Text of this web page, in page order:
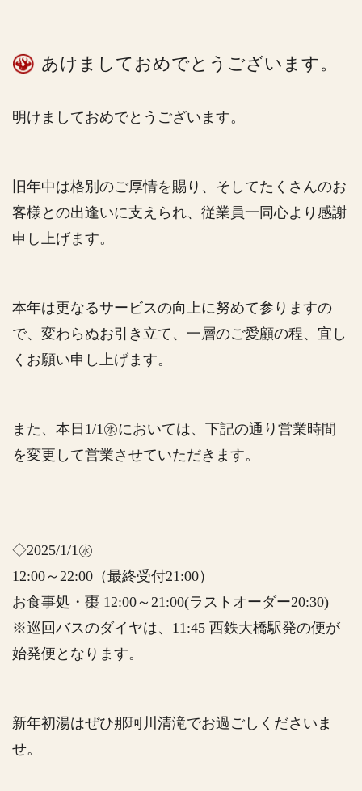
あけましておめでとうございます。
明けましておめでとうございます。
旧年中は格別のご厚情を賜り、そしてたくさんのお
客様との出逢いに支えられ、従業員一同心より感謝
申し上げます。
本年は更なるサービスの向上に努めて参りますの
で、変わらぬお引き立て、一層のご愛顧の程、宜し
くお願い申し上げます。
また、本日1/1㊌においては、下記の通り営業時間
を変更して営業させていただきます。
◇2025/1/1㊌
12:00～22:00（最終受付21:00）
お食事処・棗 12:00～21:00(ラストオーダー20:30)
※巡回バスのダイヤは、11:45 西鉄大橋駅発の便が
始発便となります。
新年初湯はぜひ那珂川清滝でお過ごしくださいま
せ。